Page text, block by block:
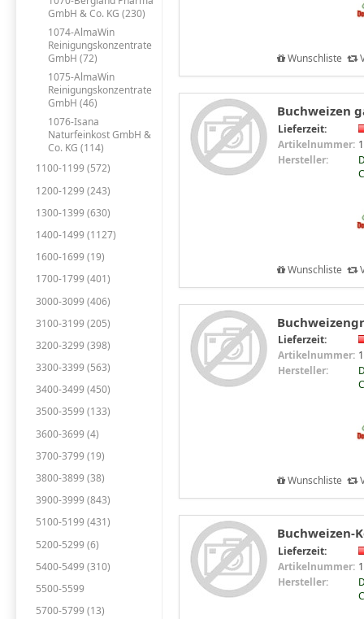
GmbH & Co. KG (230)
1074-AlmaWin
Reinigungskonzentrate
GmbH (72)
1075-AlmaWin
Reinigungskonzentrate
GmbH (46)
1076-Isana
Naturfeinkost GmbH &
Co. KG (114)
1100-1199 (572)
1200-1299 (243)
1300-1399 (630)
1400-1499 (1127)
1600-1699 (19)
1700-1799 (401)
3000-3099 (406)
3100-3199 (205)
3200-3299 (398)
3300-3399 (563)
3400-3499 (450)
3500-3599 (133)
3600-3699 (4)
3700-3799 (19)
3800-3899 (38)
3900-3999 (843)
5100-5199 (431)
5200-5299 (6)
5400-5499 (310)
5500-5599
5700-5799 (13)
Wunschliste
Buchweizen
Lieferzeit:
Artikelnummer:
Hersteller:
Wunschliste
Lieferzeit:
Artikelnummer:
Hersteller:
Wunschliste
Buchweizen-
Lieferzeit:
Artikelnummer:
Hersteller: